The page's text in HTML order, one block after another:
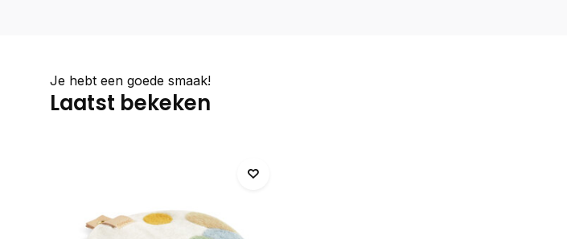
Je hebt een goede smaak!
Laatst bekeken